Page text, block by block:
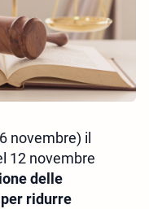
novembre) il
12 novembre
delle
ridurre